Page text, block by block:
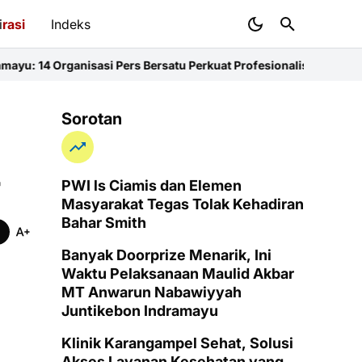
rasi Indeks
Pers Bersatu Perkuat Profesionalisme dan KEJDiduga Sunat
Sorotan
PWI ls Ciamis dan Elemen
Masyarakat Tegas Tolak Kehadiran
Bahar Smith
Banyak Doorprize Menarik, Ini
Waktu Pelaksanaan Maulid Akbar
MT Anwarun Nabawiyyah
Juntikebon Indramayu
Klinik Karangampel Sehat, Solusi